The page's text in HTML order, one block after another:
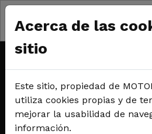
Pasar al contenido principal
Circuito de velocidad
FIM MOTO
Acerca de las
sitio
Este sitio, propiedad de
utiliza cookies propias y de
mejorar la usabilidad de
información.